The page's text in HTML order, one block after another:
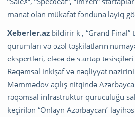
manat olan mükafat fonduna layiq
Xeberler.az bildirir ki, “Grand
qurumları və özəl təşkilatların
ekspertləri, eləcə də startap
Rəqəmsal inkişaf və nəqliyyat
Məmmədov açılış nitqində
rəqəmsal infrastruktur quruculuğu
keçirilən “Onlayn Azərbaycan”